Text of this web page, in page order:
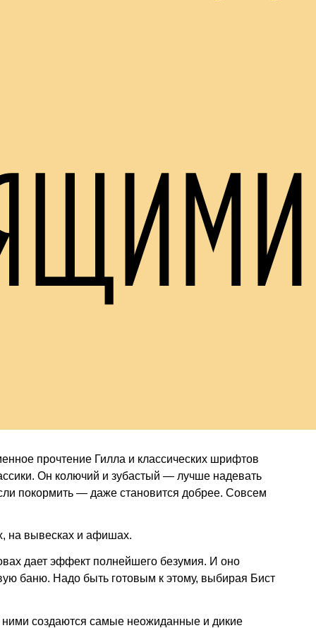
—
прочтение Гилла и классических шрифтов
Он колючий и зубастый — лучше надевать
покормить — даже становится добрее. Совсем
на вывесках и афишах.
дает эффект полнейшего безумия. И оно
баню. Надо быть готовым к этому, выбирая Бист
создаются самые неожиданные и дикие